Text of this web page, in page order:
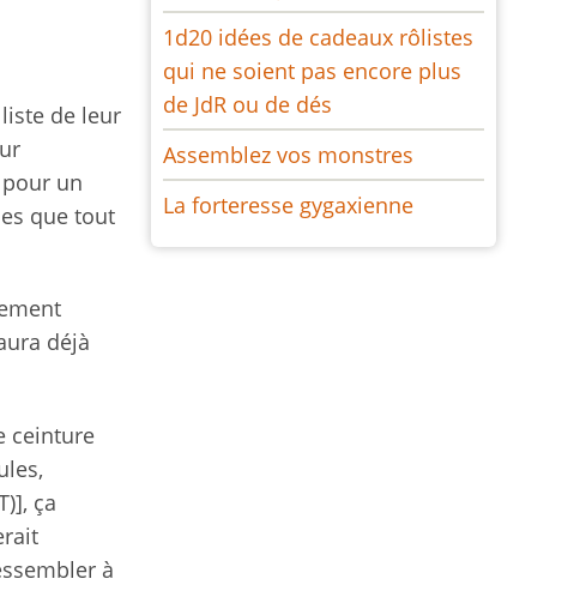
de leur
un
que tout
déjà
ceinture
ça
à
1d20 idées de cadeaux rôlistes
qui ne soient pas encore plus
de JdR ou de dés
Assemblez vos monstres
La forteresse gygaxienne